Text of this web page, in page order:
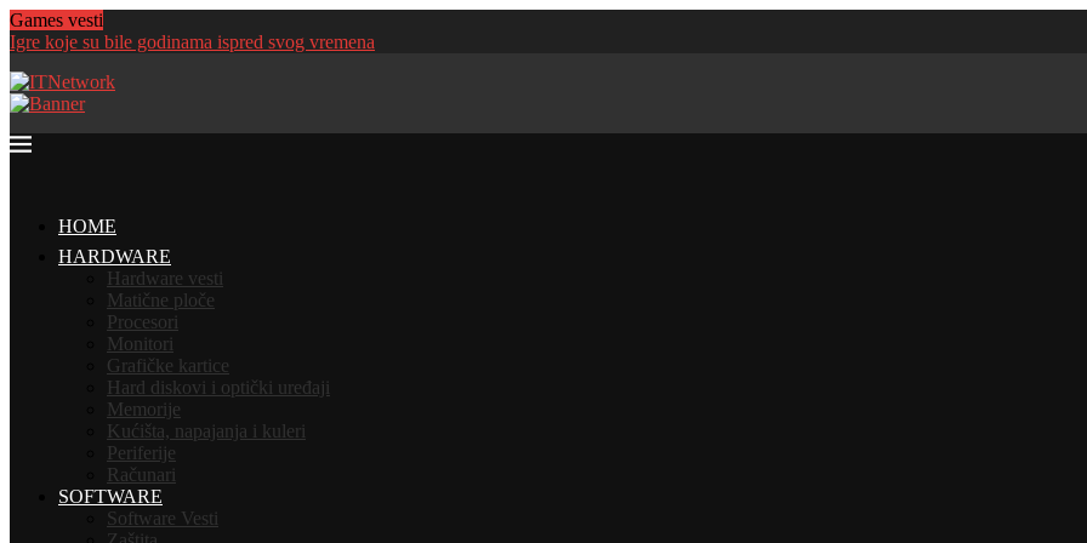
Games vesti
Igre koje su bile godinama ispred svog vremena
HOME
HARDWARE
Hardware vesti
Matične ploče
Procesori
Monitori
Grafičke kartice
Hard diskovi i optički uređaji
Memorije
Kućišta, napajanja i kuleri
Periferije
Računari
SOFTWARE
Software Vesti